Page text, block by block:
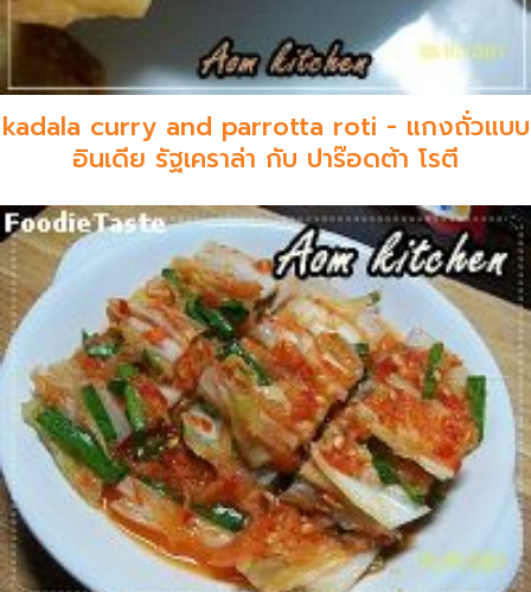
kadala curry and parrotta roti - แกงถั่วแบบ
อินเดีย รัฐเคราล่า กับ ปาร๊อดต้า โรตี